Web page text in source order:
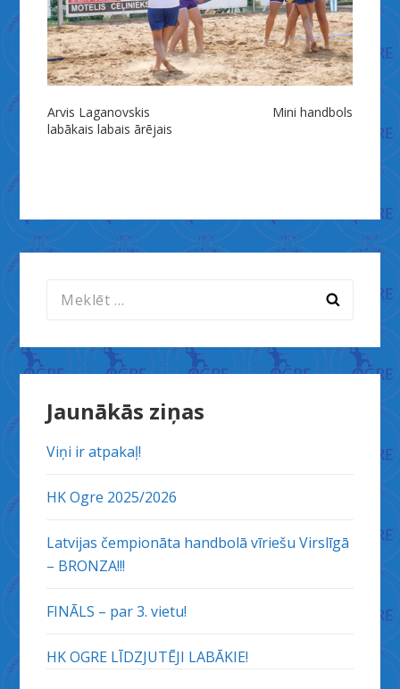
Ziņu
Arvis Laganovskis
labākais labais ārējais
Mini handbols
Meklēt:
Jaunākās ziņas
Viņi ir atpakaļ!
HK Ogre 2025/2026
Latvijas čempionāta handbolā vīriešu Virslīgā
– BRONZA!!!
FINĀLS – par 3. vietu!
HK OGRE LĪDZJUTĒJI LABĀKIE!